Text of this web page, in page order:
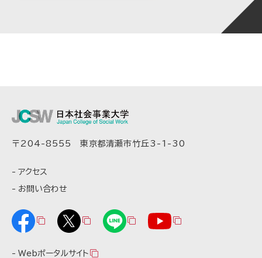
〒204-8555 東京都清瀬市竹丘3-1-30
アクセス
お問い合わせ
Webポータルサイト